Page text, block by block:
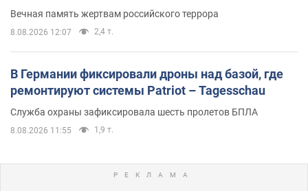
Вечная память жертвам российского террора
8.08.2026 12:07 2,4 т.
В Германии фиксировали дроны над базой, где
ремонтируют системы Patriot – Tagesschau
Служба охраны зафиксировала шесть пролетов БПЛА
8.08.2026 11:55 1,9 т.